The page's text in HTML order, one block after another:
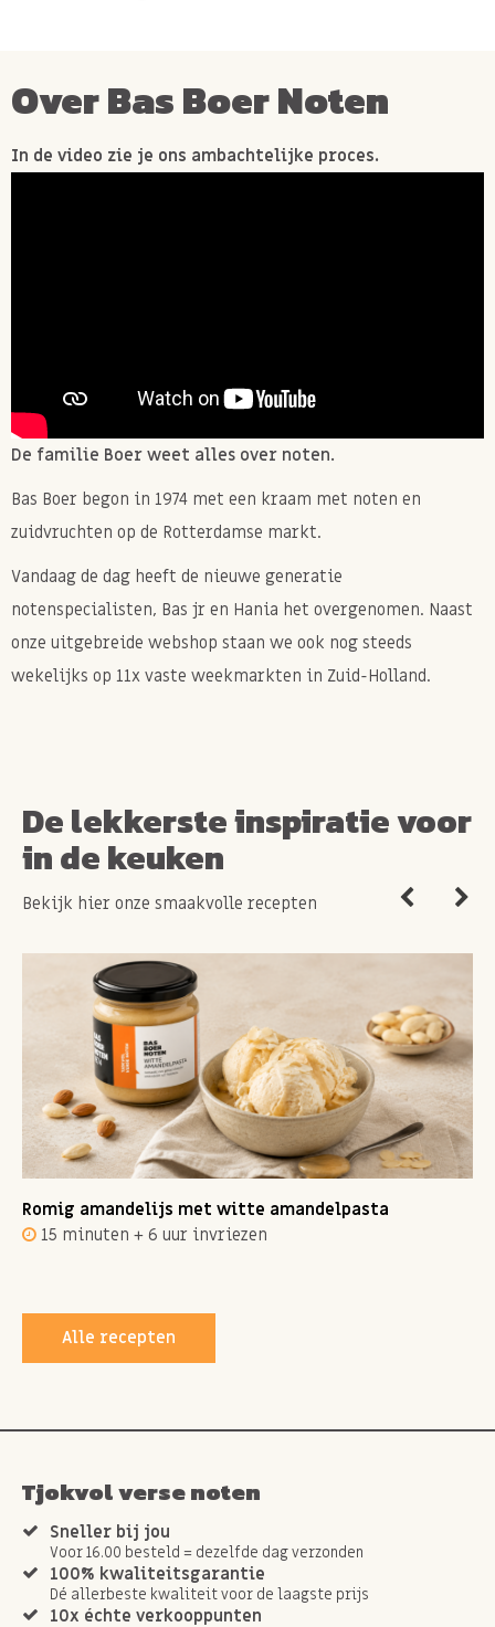
Over Bas Boer Noten
De familie Boer weet alles over noten.
Bas Boer begon in 1974 met een kraam met noten en
zuidvruchten op de Rotterdamse markt.
Vandaag de dag heeft de nieuwe generatie
notenspecialisten, Bas jr en Hania het overgenomen. Naast
onze uitgebreide webshop staan we ook nog steeds
wekelijks op 11x vaste weekmarkten in Zuid-Holland.
In de video zie je ons ambachtelijke proces.
De lekkerste inspiratie voor
in de keuken
Bekijk hier onze smaakvolle recepten
Romig amandelijs met witte amandelpasta
15 minuten + 6 uur invriezen
Alle recepten
Tjokvol verse noten
Sneller bij jou
Voor 16.00 besteld = dezelfde dag verzonden
100% kwaliteitsgarantie
Dé allerbeste kwaliteit voor de laagste prijs
10x échte verkooppunten